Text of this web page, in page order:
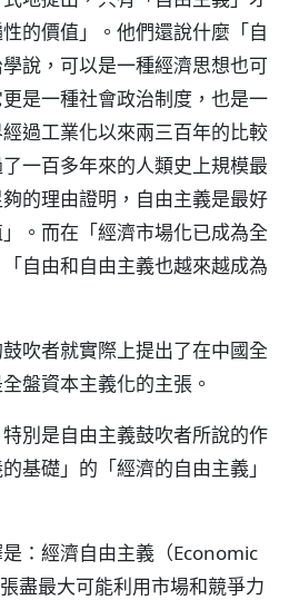
的價值」。他們還說什麼「自
說，可以是一種經濟思想也可
是一種社會政治制度，也是一
過工業化以來兩三百年的比較
一百多年來的人類史上規模最
的理由證明，自由主義是最好
。而在「經濟市場化已成為全
自由和自由主義也越來越成為
吹者就實際上提出了在中國全
盤資本主義化的主張。
別是自由主義鼓吹者所說的作
基礎」的「經濟的自由主義」
：經濟自由主義（Economic
盡最大可能利用市場和競爭力